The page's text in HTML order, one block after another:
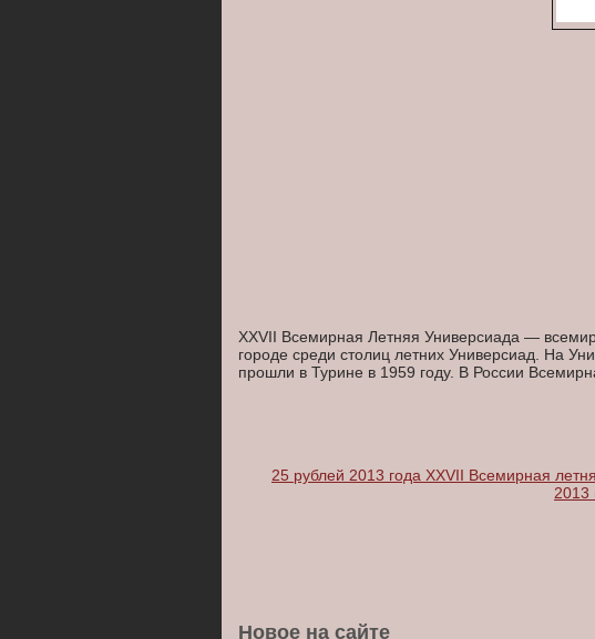
XXVII Всемирная Летняя Универсиада —
городе среди столиц летних Универсиад. На
прошли в Турине в 1959 году. В России
25 рублей 2013 года XXVII Всемирная
2013
Новое на сайте